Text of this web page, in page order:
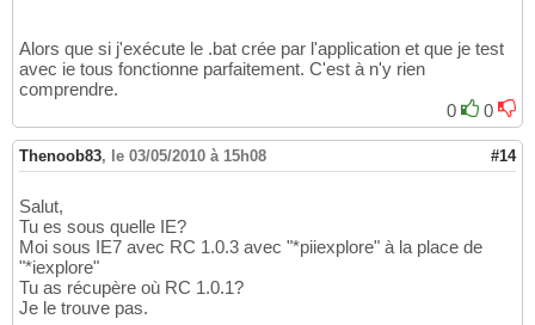
Alors que si j'exécute le .bat crée par l'application et que je test
avec ie tous fonctionne parfaitement. C'est à n'y rien
comprendre.
0
0
Thenoob83, le 03/05/2010 à 15h08 #14
Salut,
Tu es sous quelle IE?
Moi sous IE7 avec RC 1.0.3 avec "*piiexplore" à la place de
"*iexplore"
Tu as récupère où RC 1.0.1?
Je le trouve pas.